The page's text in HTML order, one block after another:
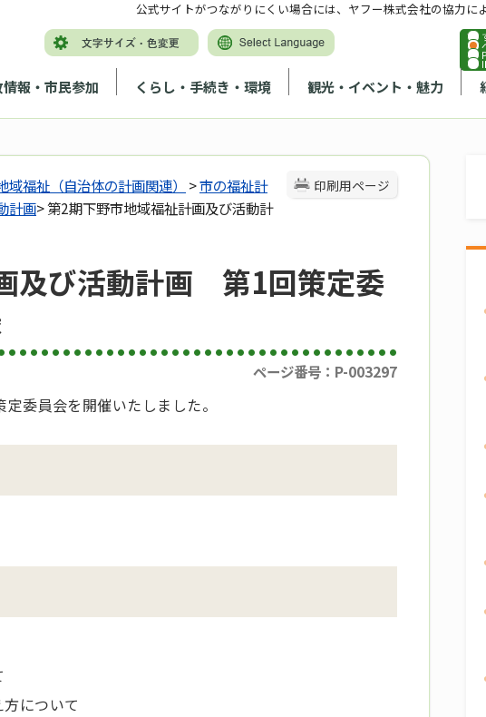
報・市民参加 くらし・手続き・環境 観光・イベント・魅力
公式サイトがつながりにくい場合には、ヤフー株式会社の協力に
印刷用ページ
域福祉（自治体の計画関連） >市の福祉計
計画> 第2期下野市地域福祉計画及び活動計
及び活動計画 第1回策定委
ページ番号：P-003297
委員会を開催いたしました。
について